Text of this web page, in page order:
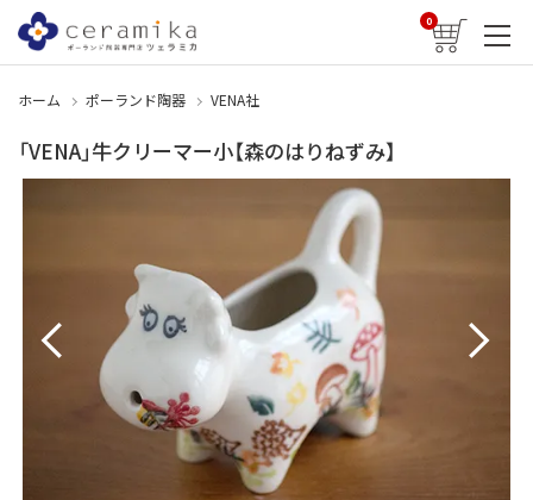
0
ホーム ポーランド陶器 VENA社
「VENA」牛クリーマー小【森のはりねずみ】